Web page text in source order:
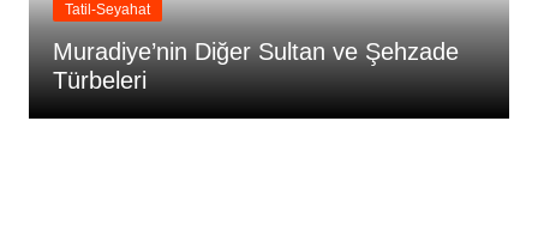
Tatil-Seyahat
Muradiye’nin Diğer Sultan ve Şehzade
Türbeleri